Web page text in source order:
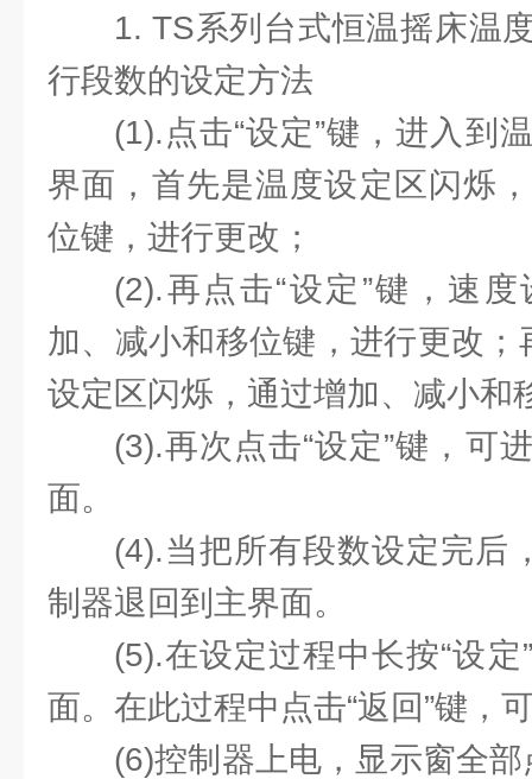
1. TS系列台式恒温摇床温
行段数的设定方法
(1).点击“设定”键，进入到
界面，首先是温度设定区闪烁
位键，进行更改；
(2).再点击“设定”键，速
加、减小和移位键，进行更改；
设定区闪烁，通过增加、减小和
(3).再次点击“设定”键，可
面。
(4).当把所有段数设定完后
制器退回到主界面。
(5).在设定过程中长按“设
面。在此过程中点击“返回”键，
(6)控制器上电，显示窗全